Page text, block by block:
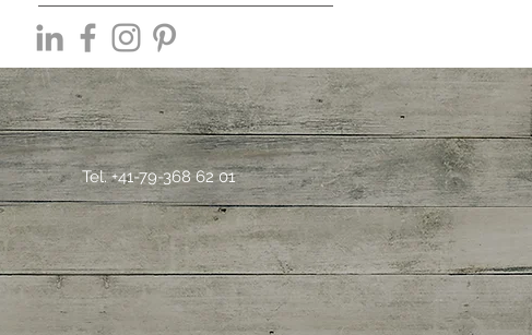
Tel. +41-79-368 62 01